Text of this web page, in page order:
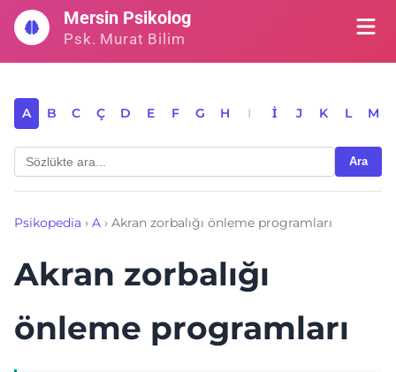
İçeriğe
geç
Mersin Psikolog
Psk. Murat Bilim
A B C Ç D E F G H I İ J K L M
Ara
Psikopedia › A › Akran zorbalığı önleme programları
Akran zorbalığı
önleme programları